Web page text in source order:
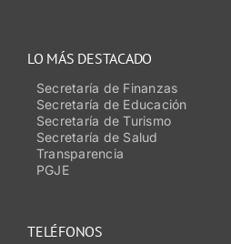
TELÉFONOS
LO MÁS DESTACADO
Secretaría de Finanzas
Secretaría de Educación
Secretaría de Turismo
Secretaría de Salud
Transparencia
PGJE